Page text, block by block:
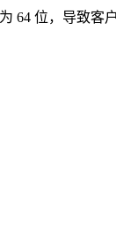
64 位，导致客